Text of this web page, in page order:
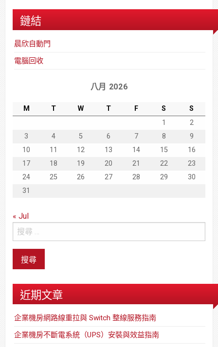
鏈結
晨欣自動門
電腦回收
八月 2026
M T W T F S
S
1
2
3
4 5 6 7 8
9
10
11 12 13 14 15
16
17
18 19 20 21 22
23
24
25 26 27 28 29
30
31
« Jul
近期文章
企業機房網路線重拉與 Switch 整線服務指南
企業機房不斷電系統（UPS）安裝與效益指南